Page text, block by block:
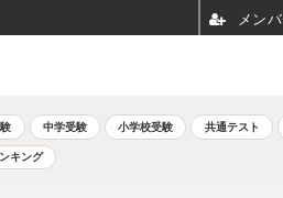
中学受験 小学校受験 共通テスト
キング